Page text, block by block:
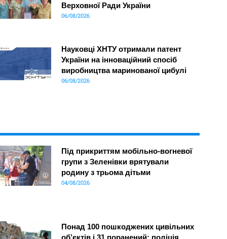
Верховної Ради України
06/08/2026
Науковці ХНТУ отримали патент
України на інноваційний спосіб
виробництва маринованої цибулі
06/08/2026
Під прикриттям мобільно-вогневої
групи з Зеленівки врятували
родину з трьома дітьми
04/08/2026
Понад 100 пошкоджених цивільних
об’єктів і 31 поранений: поліція